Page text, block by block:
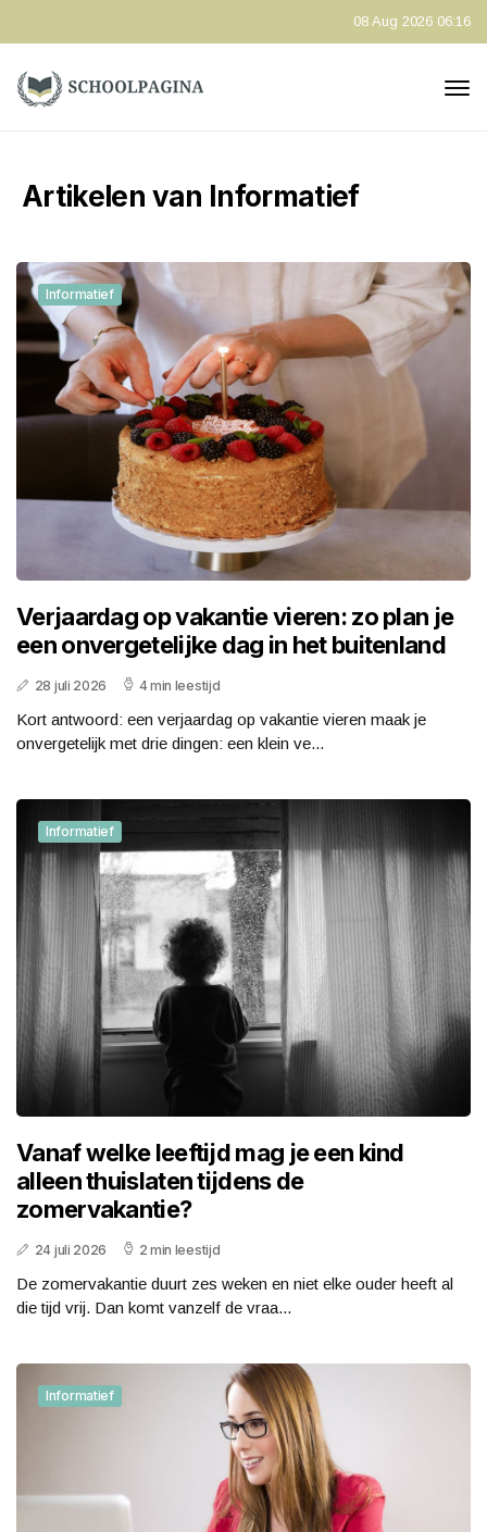
08 Aug 2026 06:16
Artikelen van Informatief
Informatief
Verjaardag op vakantie vieren: zo plan je
een onvergetelijke dag in het buitenland
28 juli 2026 4 min leestijd
Kort antwoord: een verjaardag op vakantie vieren maak je
onvergetelijk met drie dingen: een klein ve...
Informatief
Vanaf welke leeftijd mag je een kind
alleen thuislaten tijdens de
zomervakantie?
24 juli 2026 2 min leestijd
De zomervakantie duurt zes weken en niet elke ouder heeft al
die tijd vrij. Dan komt vanzelf de vraa...
Informatief